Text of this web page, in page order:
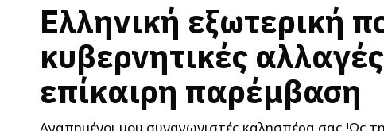
Ελληνική εξωτερική
κυβερνητικές
επίκαιρη παρέμβαση